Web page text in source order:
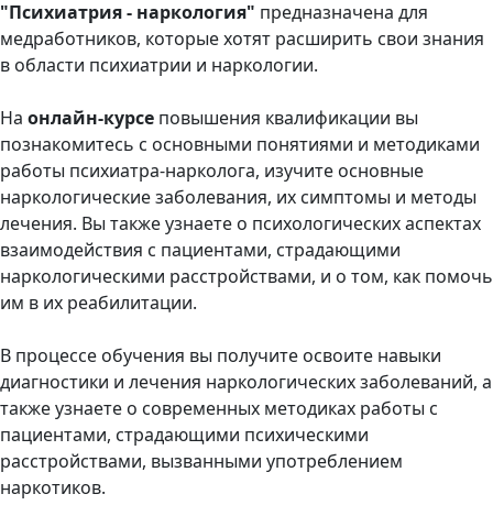
"Психиатрия - наркология" предназначена для
медработников, которые хотят расширить свои знания
в области психиатрии и наркологии.
На онлайн-курсе повышения квалификации вы
познакомитесь с основными понятиями и методиками
работы психиатра-нарколога, изучите основные
наркологические заболевания, их симптомы и методы
лечения. Вы также узнаете о психологических аспектах
взаимодействия с пациентами, страдающими
наркологическими расстройствами, и о том, как помочь
им в их реабилитации.
В процессе обучения вы получите освоите навыки
диагностики и лечения наркологических заболеваний, а
также узнаете о современных методиках работы с
пациентами, страдающими психическими
расстройствами, вызванными употреблением
наркотиков.